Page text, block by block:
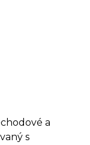
a
s